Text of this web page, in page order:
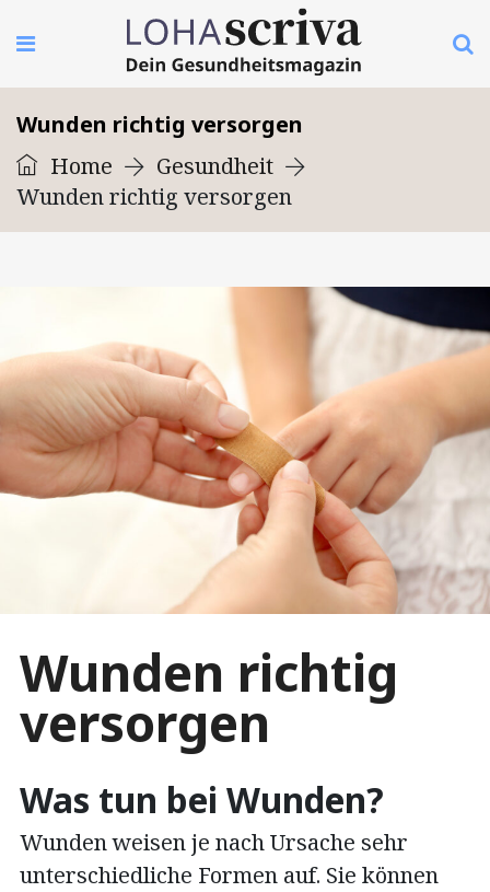
Wunden richtig versorgen
Home
Gesundheit
Wunden richtig versorgen
Wunden richtig
versorgen
Was tun bei Wunden?
Wunden weisen je nach Ursache sehr
unterschiedliche Formen auf. Sie können